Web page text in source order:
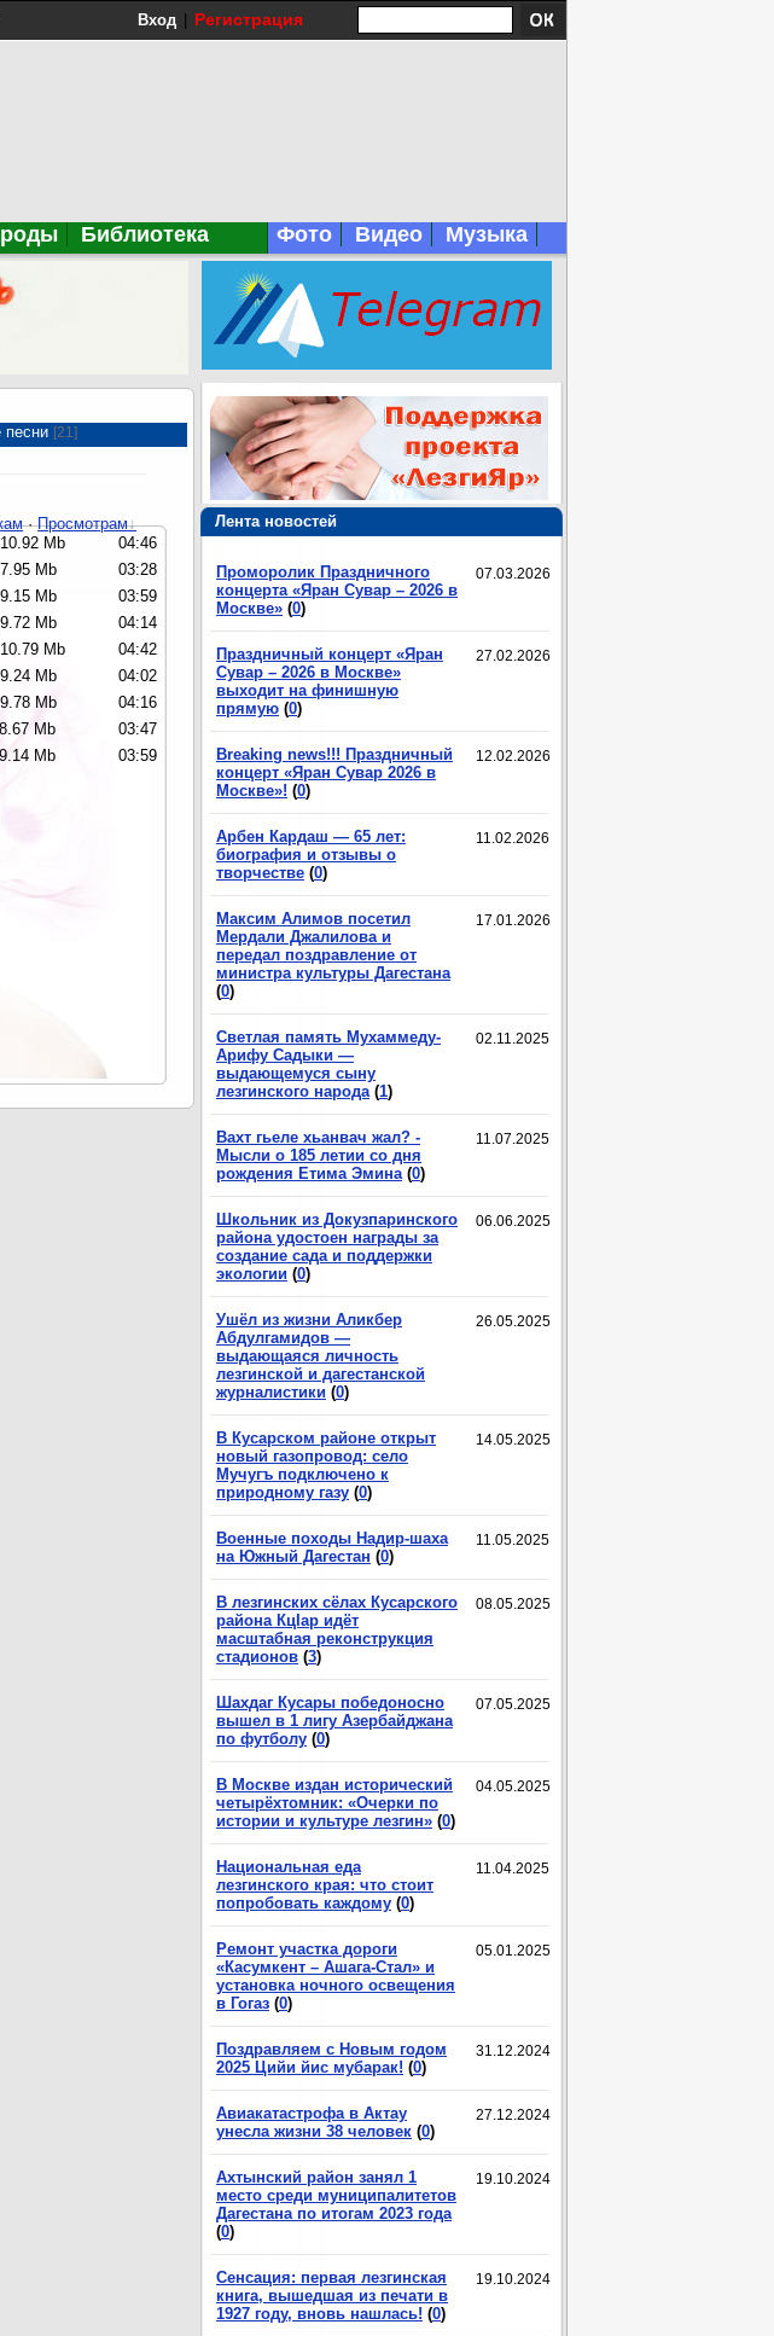
Вход Регистрация
Библиотека Фото Видео Музыка
Лента новостей
07.03.2026
Проморолик Праздничного
концерта «Яран Сувар – 2026 в
Москве» (0)
27.02.2026
Праздничный концерт «Яран
Сувар – 2026 в Москве»
выходит на финишную
прямую (0)
12.02.2026
Breaking news!!! Праздничный
концерт «Яран Сувар 2026 в
Москве»! (0)
11.02.2026
Арбен Кардаш — 65 лет:
биография и отзывы о
творчестве (0)
17.01.2026
Максим Алимов посетил
Мердали Джалилова и
передал поздравление от
министра культуры Дагестана
(0)
02.11.2025
Светлая память Мухаммеду-
Арифу Садыки —
выдающемуся сыну
лезгинского народа (1)
11.07.2025
Вахт гьеле хьанвач жал? -
Мысли о 185 летии со дня
рождения Етима Эмина (0)
06.06.2025
Школьник из Докузпаринского
района удостоен награды за
создание сада и поддержки
экологии (0)
26.05.2025
Ушёл из жизни Аликбер
Абдулгамидов —
выдающаяся личность
лезгинской и дагестанской
журналистики (0)
14.05.2025
В Кусарском районе открыт
новый газопровод: село
Мучугъ подключено к
природному газу (0)
11.05.2025
Военные походы Надир-шаха
на Южный Дагестан (0)
08.05.2025
В лезгинских сёлах Кусарского
района КцIар идёт
масштабная реконструкция
стадионов (3)
07.05.2025
Шахдаг Кусары победоносно
вышел в 1 лигу Азербайджана
по футболу (0)
04.05.2025
В Москве издан исторический
четырёхтомник: «Очерки по
истории и культуре лезгин» (0)
11.04.2025
Национальная еда
лезгинского края: что стоит
попробовать каждому (0)
05.01.2025
Ремонт участка дороги
«Касумкент – Ашага-Стал» и
установка ночного освещения
в Гогаз (0)
31.12.2024
Поздравляем с Новым годом
2025 Цийи йис мубарак! (0)
27.12.2024
Авиакатастрофа в Актау
унесла жизни 38 человек (0)
19.10.2024
Ахтынский район занял 1
место среди муниципалитетов
Дагестана по итогам 2023 года
(0)
19.10.2024
Сенсация: первая лезгинская
книга, вышедшая из печати в
1927 году, вновь нашлась! (0)
песни [21]
·Просмотрам
04:46
Mb
03:28
Mb
03:59
Mb
04:14
Mb
04:42
Mb
04:02
Mb
04:16
Mb
03:47
Mb
03:59
Mb